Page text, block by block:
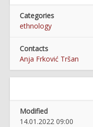
Categories
ethnology
Contacts
Anja Frković Tršan
Modified
14.01.2022 09:00